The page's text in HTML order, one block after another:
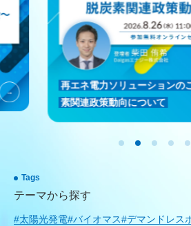
再エネ電力ソリューションのご
素関連政策動向について
Tags
テーマから探す
#太陽光発電#バイオマス#デマンドレス